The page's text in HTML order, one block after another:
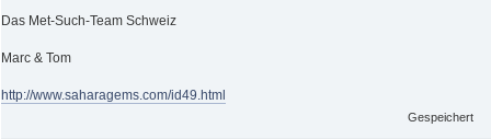
Das Met-Such-Team Schweiz
Marc & Tom
http://www.saharagems.com/id49.html
Gespeichert